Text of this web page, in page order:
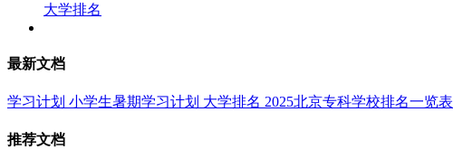
大学排名
最新文档
学习计划 小学生暑期学习计划 大学排名 2025北京专科学校排名一览表
推荐文档